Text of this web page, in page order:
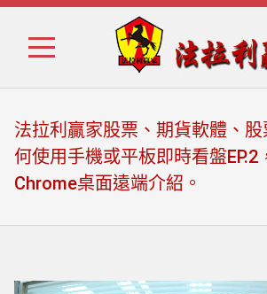
Skip
Skip
法拉利贏家股票、期貨軟體、
何使用手機或平板即時看盤EP.2
Chrome桌面遠端介紹。